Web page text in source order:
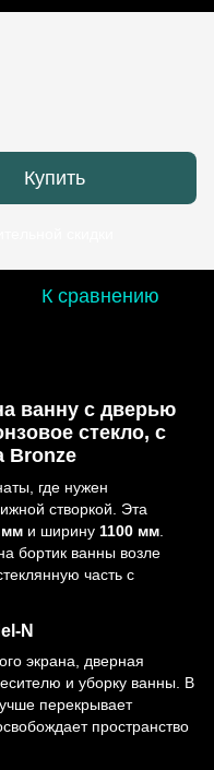
Купить
К сравнению
ванну с дверью
стекло, с
Bronze
где нужен
створкой. Эта
мм и ширину 1100 мм.
бортик ванны возле
часть с
N
экрана, дверная
и уборку ванны. В
перекрывает
пространство